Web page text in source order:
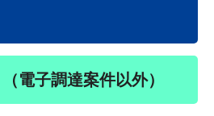
電子調達案件以外）